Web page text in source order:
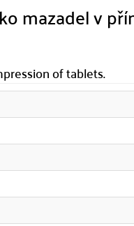
mazadel v
of tablets.